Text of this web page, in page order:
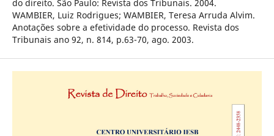
do direito. São Paulo: Revista dos Tribunais. 2004.
WAMBIER, Luiz Rodrigues; WAMBIER, Teresa Arruda Alvim.
Anotações sobre a efetividade do processo. Revista dos
Tribunais ano 92, n. 814, p.63-70, ago. 2003.